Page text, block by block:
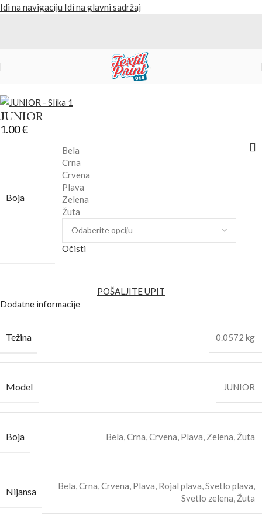
Idi na navigaciju Idi na glavni sadržaj
Kape i kačketi
JUNIOR
1.00€
Boja
Bela
Crna
Crvena
Plava
Zelena
Žuta
Očisti
POŠALJITE UPIT
Dodatne informacije
Težina 0.0572 kg
Model JUNIOR
Boja Bela,Crna,Crvena, Plava, Zelena, Žuta
Nijansa
Bela,Crna,Crvena, Plava, Rojal plava,Svetlo plava,
Svetlo zelena, Žuta